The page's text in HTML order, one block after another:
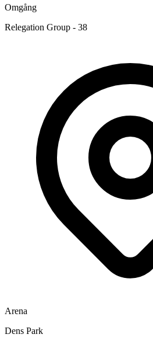
Omgång
Relegation Group - 38
Arena
Dens Park